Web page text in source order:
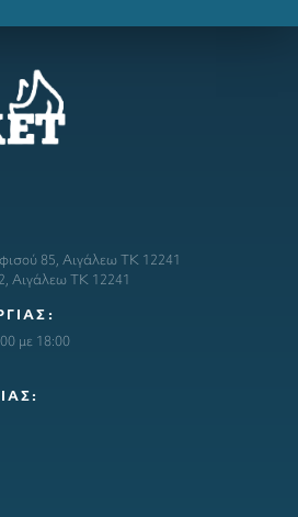
85, Αιγάλεω ΤΚ 12241
Αιγάλεω ΤΚ 12241
με 18:00